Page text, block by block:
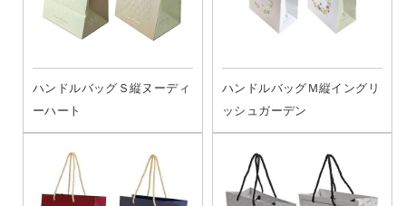
ハンドルバッグＳ縦ヌーディ
ーハート
ハンドルバッグＭ縦イングリ
ッシュガーデン